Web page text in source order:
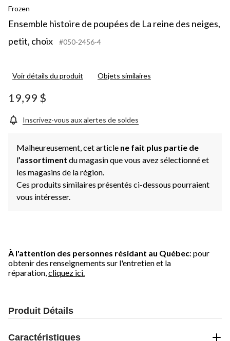
Frozen
Ensemble histoire de poupées de La reine des neiges,
petit, choix
#050-2456-4
Voir détails du produit Objets similaires
19,99 $
Inscrivez-vous aux alertes de soldes
Malheureusement, cet article ne fait plus partie de
l’assortiment du magasin que vous avez sélectionné et
les magasins de la région.
Ces produits similaires présentés ci-dessous pourraient
vous intéresser.
À l'attention des personnes résidant au Québec: pour
obtenir des renseignements sur l'entretien et la
réparation, cliquez ici.
Produit Détails
Caractéristiques